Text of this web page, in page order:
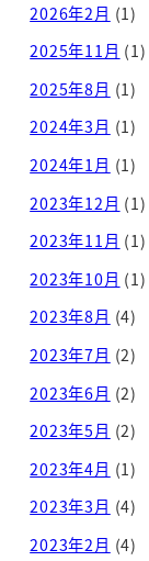
2026年2月 (1)
2025年11月 (1)
2025年8月 (1)
2024年3月 (1)
2024年1月 (1)
2023年12月 (1)
2023年11月 (1)
2023年10月 (1)
2023年8月 (4)
2023年7月 (2)
2023年6月 (2)
2023年5月 (2)
2023年4月 (1)
2023年3月 (4)
2023年2月 (4)